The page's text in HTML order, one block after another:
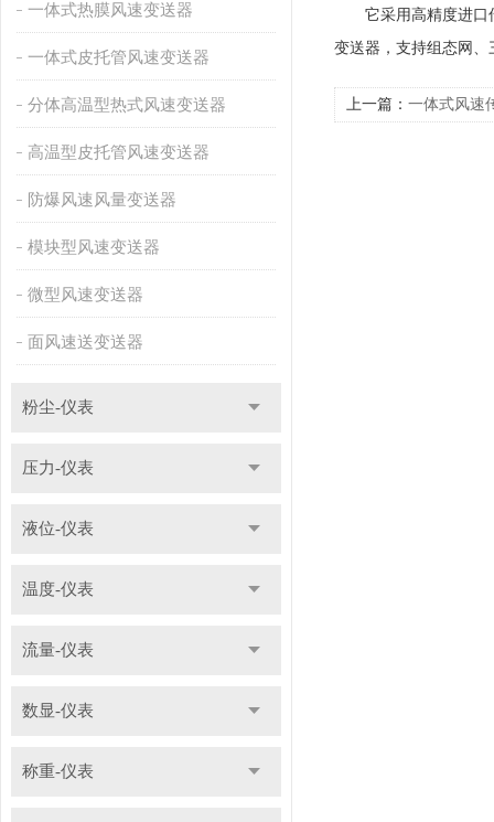
一体式热膜风速变送器
一体式皮托管风速变送器
分体高温型热式风速变送器
高温型皮托管风速变送器
防爆风速风量变送器
模块型风速变送器
微型风速变送器
面风速送变送器
粉尘-仪表
压力-仪表
液位-仪表
温度-仪表
流量-仪表
数显-仪表
称重-仪表
它采用高精度进口传
变送器，支持组态网、
上一篇： 一体式风速